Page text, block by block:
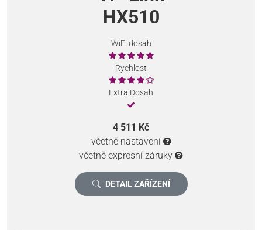
HX510
WiFi dosah
Rychlost
Extra Dosah
4 511 Kč
včetně nastavení
včetně expresní záruky
DETAIL ZAŘÍZENÍ